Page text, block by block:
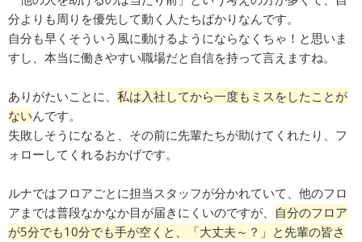
分よりも周りを優先して動く人たちばかりなんです。
自分も早くそういう風に動けるようにならなくちゃ！と思いま
すし、本当に働きやすい職場だと自信を持って言えますね。
ありがたいことに、 私は入社してから一度もミスをしたことが
ないんです。
失敗しそうになると、その前に先輩たちが助けてくれたり、フ
ォローしてくれるおかげです。
ルナではフロアごとに担当スタッフが分かれていて、他のフロ
アまでは普段なかなか目が届きにくいのですが、 自分のフロア
が5分でも10分でも手が空くと、「大丈夫～？」と先輩の皆さ